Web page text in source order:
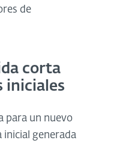
de
corta
iniciales
para un nuevo
inicial generada